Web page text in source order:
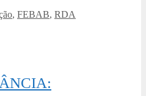
, FEBAB, RDA